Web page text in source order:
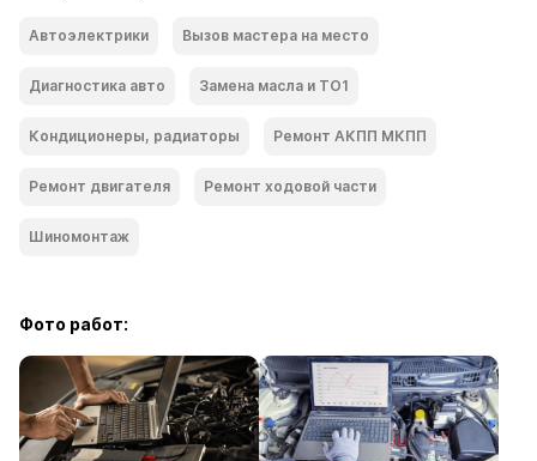
Автоэлектрики Вызов мастера на место
Диагностика авто Замена масла и ТО1
Кондиционеры, радиаторы Ремонт АКПП МКПП
Ремонт двигателя Ремонт ходoвой части
Шиномонтаж
Фото работ: